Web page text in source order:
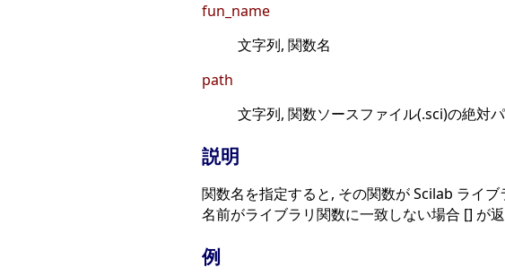
fun_name
文字列, 関数名
path
文字列, 関数ソースファイル(.sci)の絶対
説明
関数名を指定すると, その関数が Scilab ライ
名前がライブラリ関数に一致しない場合 [] が
例